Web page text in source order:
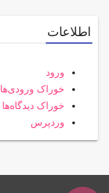
اطلاعات
ورود
خوراک ورودی‌ها
خوراک دیدگاه‌ها
وردپرس